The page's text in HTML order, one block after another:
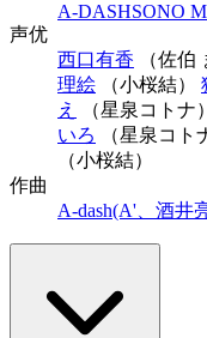
A-DASHSONO
声优
西口有香 （佐伯
理絵 （小桜結）
え
（星泉コトナ
いろ
（星泉コト
（小桜結）
作曲
A-dash(A'、酒井